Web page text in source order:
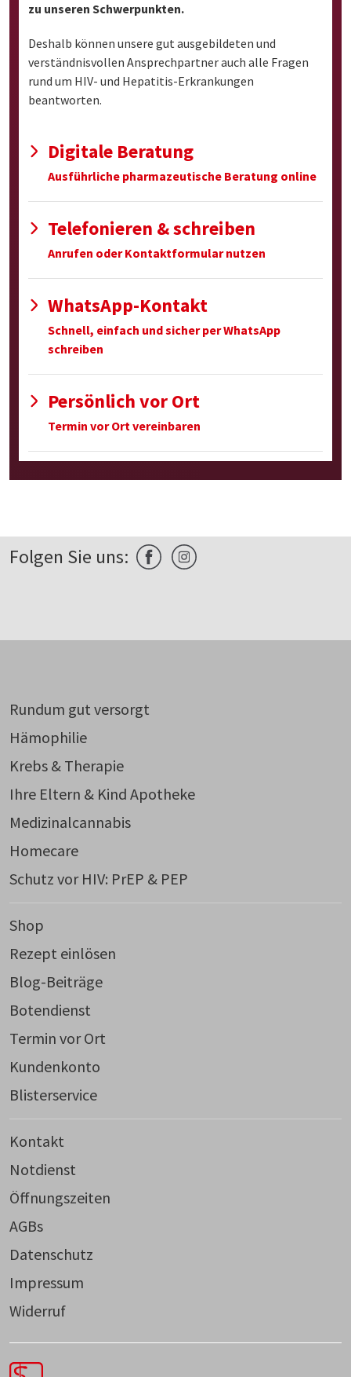
zu unseren Schwerpunkten.
Deshalb können unsere gut ausgebildeten und
verständnisvollen Ansprechpartner auch alle Fragen
rund um HIV- und Hepatitis-Erkrankungen
beantworten.
Digitale Beratung
Ausführliche pharmazeutische Beratung online
Telefonieren & schreiben
Anrufen oder Kontaktformular nutzen
WhatsApp-Kontakt
Schnell, einfach und sicher per WhatsApp
schreiben
Persönlich vor Ort
Termin vor Ort vereinbaren
Folgen Sie uns:
Rundum gut versorgt
Hämophilie
Krebs & Therapie
Ihre Eltern & Kind Apotheke
Medizinalcannabis
Homecare
Schutz vor HIV: PrEP & PEP
Shop
Rezept einlösen
Blog-Beiträge
Botendienst
Termin vor Ort
Kundenkonto
Blisterservice
Kontakt
Notdienst
Öffnungszeiten
AGBs
Datenschutz
Impressum
Widerruf